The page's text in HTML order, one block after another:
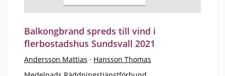
Balkongbrand spreds till vind i
flerbostadshus Sundsvall 2021
Andersson Mattias · Hansson Thomas